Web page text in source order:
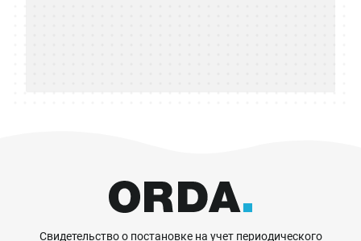
Свидетельство о постановке на учет периодического